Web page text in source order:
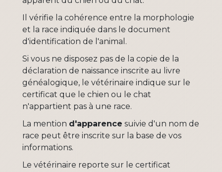
Il vérifie la cohérence entre la morphologie
et la race indiquée dans le document
d'identification de l'animal.
Si vous ne disposez pas de la copie de la
déclaration de naissance inscrite au livre
généalogique, le vétérinaire indique sur le
certificat que le chien ou le chat
n'appartient pas à une race.
La mention d'apparence suivie d'un nom de
race peut être inscrite sur la base de vos
informations.
Le vétérinaire reporte sur le certificat